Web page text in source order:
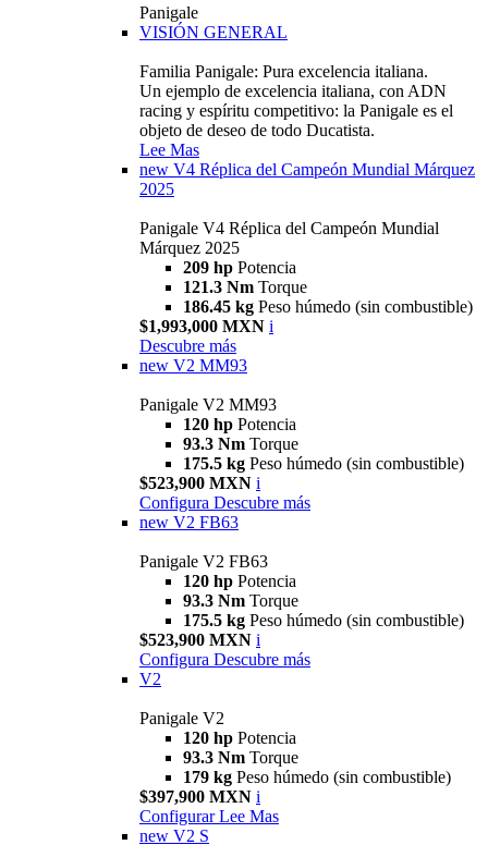
Panigale
VISIÓN GENERAL
Familia Panigale: Pura excelencia italiana.
Un ejemplo de excelencia italiana, con ADN
racing y espíritu competitivo: la Panigale es el
objeto de deseo de todo Ducatista.
Lee Mas
new V4 Réplica del Campeón Mundial Márquez
2025
Panigale V4 Réplica del Campeón Mundial
Márquez 2025
209 hp Potencia
121.3 Nm Torque
186.45 kg Peso húmedo (sin combustible)
$1,993,000 MXN i
Descubre más
new V2 MM93
Panigale V2 MM93
120 hp Potencia
93.3 Nm Torque
175.5 kg Peso húmedo (sin combustible)
$523,900 MXN i
Configura Descubre más
new V2 FB63
Panigale V2 FB63
120 hp Potencia
93.3 Nm Torque
175.5 kg Peso húmedo (sin combustible)
$523,900 MXN i
Configura Descubre más
V2
Panigale V2
120 hp Potencia
93.3 Nm Torque
179 kg Peso húmedo (sin combustible)
$397,900 MXN i
Configurar Lee Mas
new V2 S